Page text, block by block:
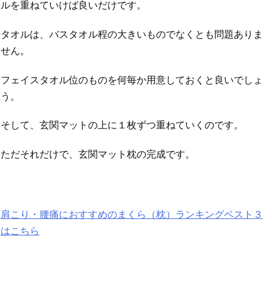
ルを重ねていけば良いだけです。
タオルは、バスタオル程の大きいものでなくとも問題ありま
せん。
フェイスタオル位のものを何毎か用意しておくと良いでしょ
う。
そして、玄関マットの上に１枚ずつ重ねていくのです。
ただそれだけで、玄関マット枕の完成です。
肩こり・腰痛におすすめのまくら（枕）ランキングベスト３
はこちら